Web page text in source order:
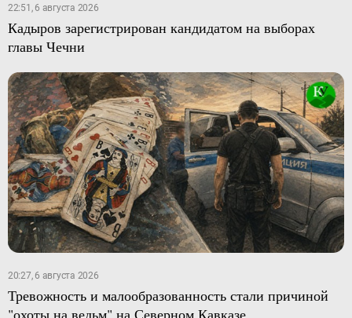
22:51, 6 августа 2026
Кадыров зарегистрирован кандидатом на выборах
главы Чечни
20:27, 6 августа 2026
Тревожность и малообразованность стали причиной